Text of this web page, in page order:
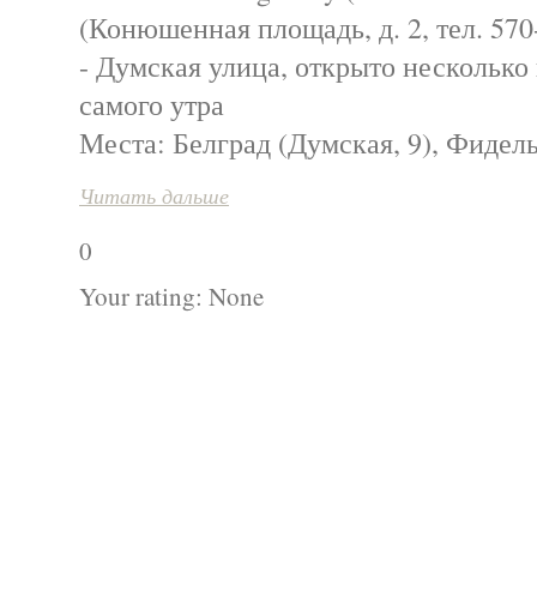
(Конюшенная площадь, д. 2, тел.
- Думская улица, открыто
самого утра
Места: Белград (Думская, 9),
Читать дальше
0
Your rating: None